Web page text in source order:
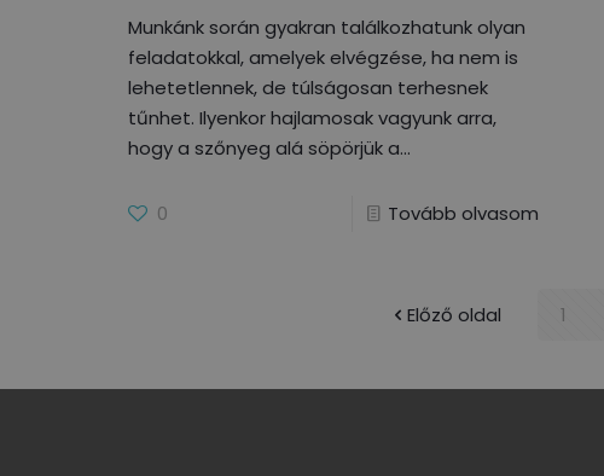
Munkánk során gyakran találkozhatunk olyan
feladatokkal, amelyek elvégzése, ha nem is
lehetetlennek, de túlságosan terhesnek
tűnhet. Ilyenkor hajlamosak vagyunk arra,
hogy a szőnyeg alá söpörjük a
0 Tovább olvasom
Előző oldal 1